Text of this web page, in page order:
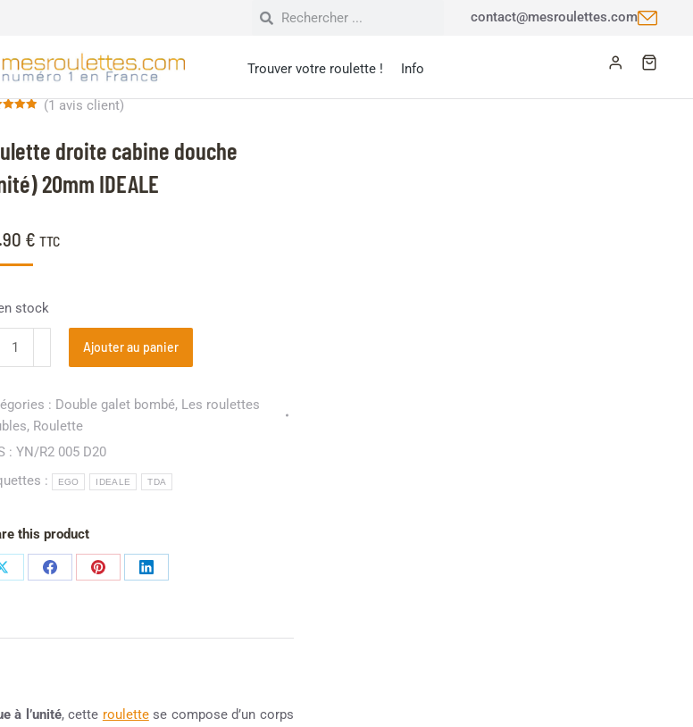
contact@mesroulettes.com
Trouver votre roulette ! Info
droite cabine douche
20mm IDEALE
€ TTC
notation
(1 avis client)
stock
Ajouter au panier
: Double galet bombé, Les roulettes
, Roulette
: YN/R2 005 D20
:
EGO IDEALE TDA
this product
à l’unité, cette roulettese compose d’un corps